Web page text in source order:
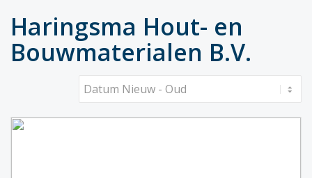
Haringsma Hout- en
Bouwmaterialen B.V.